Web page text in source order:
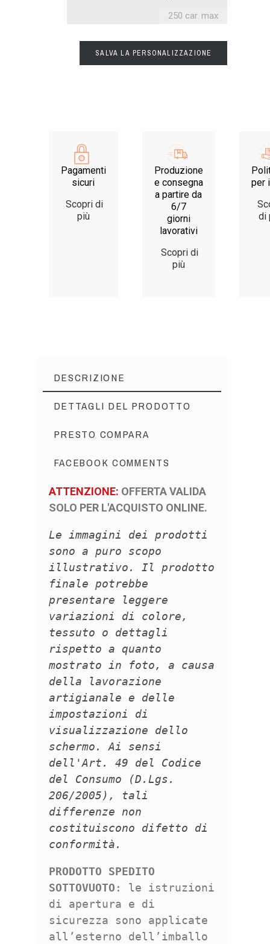
250 car. max
SALVA LA PERSONALIZZAZIONE
Pagamenti
sicuri
Scopri di
più
Produzione
e consegna
a partire da
6/7
giorni
lavorativi
Scopri di
più
per
di
DESCRIZIONE
DETTAGLI DEL PRODOTTO
PRESTO COMPARA
FACEBOOK COMMENTS
ATTENZIONE: OFFERTA VALIDA
SOLO PER L'ACQUISTO ONLINE.
Le immagini dei prodotti
sono a puro scopo
illustrativo. Il prodotto
finale potrebbe
presentare leggere
variazioni di colore,
tessuto o dettagli
rispetto a quanto
mostrato in foto, a causa
della lavorazione
artigianale e delle
impostazioni di
visualizzazione dello
schermo. Ai sensi
dell'Art. 49 del Codice
del Consumo (D.Lgs.
206/2005), tali
differenze non
costituiscono difetto di
conformità.
PRODOTTO SPEDITO
SOTTOVUOTO : le istruzioni
di apertura e di
sicurezza sono applicate
all’esterno dell’imballo